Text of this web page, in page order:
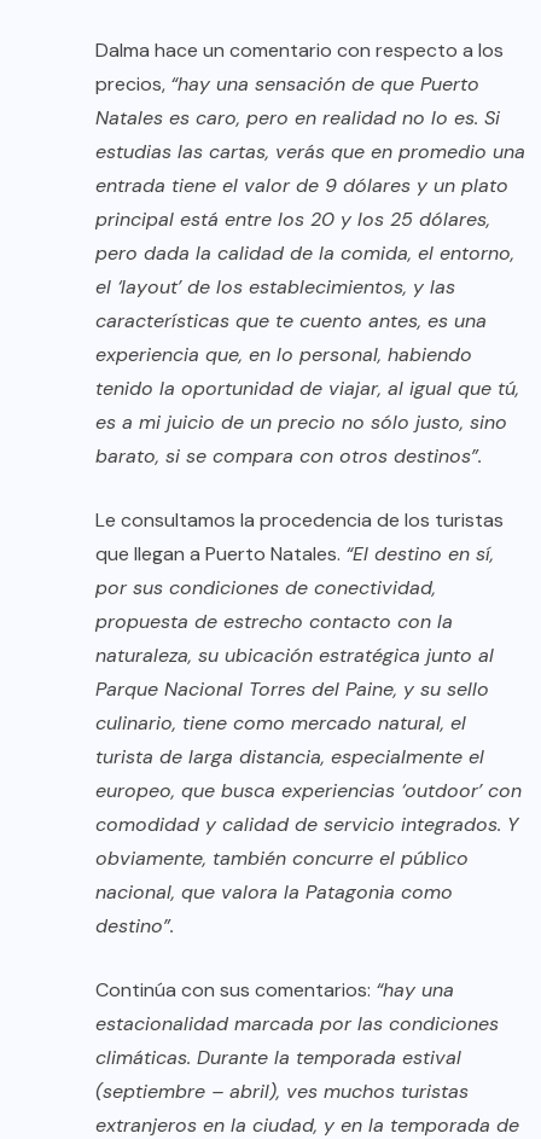
Dalma hace un comentario con respecto a los
precios, “hay una sensación de que Puerto
Natales es caro, pero en realidad no lo es. Si
estudias las cartas, verás que en promedio una
entrada tiene el valor de 9 dólares y un plato
principal está entre los 20 y los 25 dólares,
pero dada la calidad de la comida, el entorno,
el ‘layout’ de los establecimientos, y las
características que te cuento antes, es una
experiencia que, en lo personal, habiendo
tenido la oportunidad de viajar, al igual que tú,
es a mi juicio de un precio no sólo justo, sino
barato, si se compara con otros destinos”.
Le consultamos la procedencia de los turistas
que llegan a Puerto Natales. “El destino en sí,
por sus condiciones de conectividad,
propuesta de estrecho contacto con la
naturaleza, su ubicación estratégica junto al
Parque Nacional Torres del Paine, y su sello
culinario, tiene como mercado natural, el
turista de larga distancia, especialmente el
europeo, que busca experiencias ‘outdoor’ con
comodidad y calidad de servicio integrados. Y
obviamente, también concurre el público
nacional, que valora la Patagonia como
destino”.
Continúa con sus comentarios: “hay una
estacionalidad marcada por las condiciones
climáticas. Durante la temporada estival
(septiembre – abril), ves muchos turistas
extranjeros en la ciudad, y en la temporada de